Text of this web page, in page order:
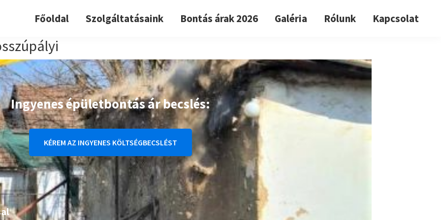
Főoldal Szolgáltatásaink Bontás árak 2026 Galéria Rólunk Kapcsolat
Ingyenes épületbontás ár becslés:
KÉREM AZ INGYENES KÖLTSÉGBECSLÉST